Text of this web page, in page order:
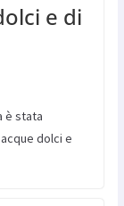
e di
è stata
dolci e